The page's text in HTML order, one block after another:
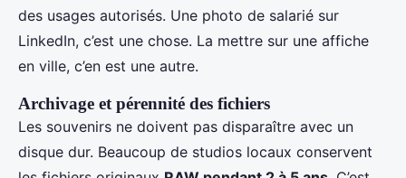
des usages autorisés. Une photo de salarié sur
LinkedIn, c’est une chose. La mettre sur une affiche
en ville, c’en est une autre.
Archivage et pérennité des fichiers
Les souvenirs ne doivent pas disparaître avec un
disque dur. Beaucoup de studios locaux conservent